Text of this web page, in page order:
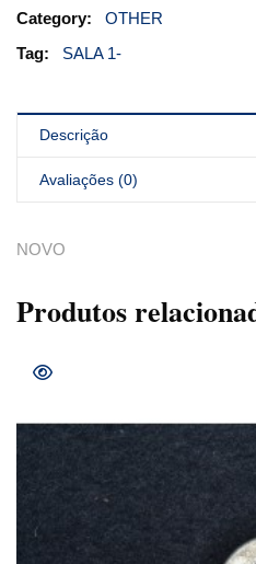
Category:
OTHER
Tag:
SALA 1-
Descrição
Avaliações (0)
NOVO
Produtos